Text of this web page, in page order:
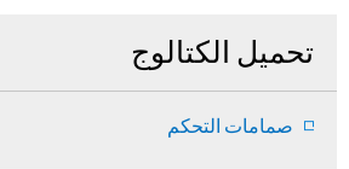
تحميل الكتالوج
صمامات التحكم